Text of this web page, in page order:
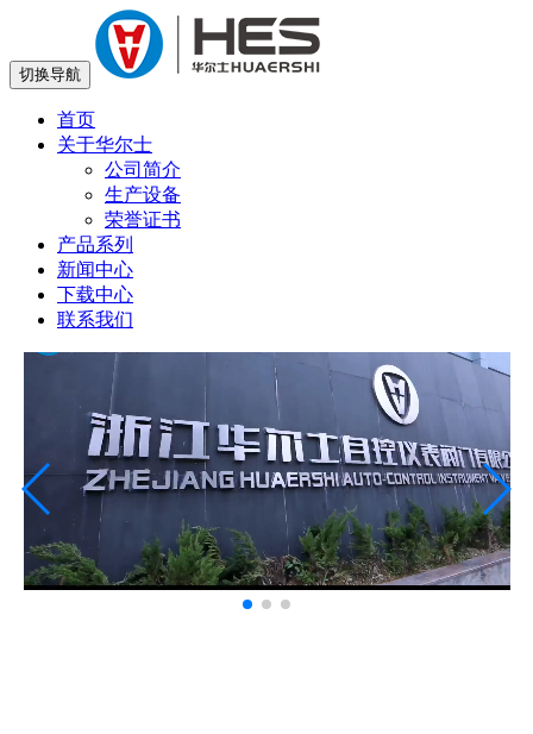
切换导航
首页
关于华尔士
公司简介
生产设备
荣誉证书
产品系列
新闻中心
下载中心
联系我们